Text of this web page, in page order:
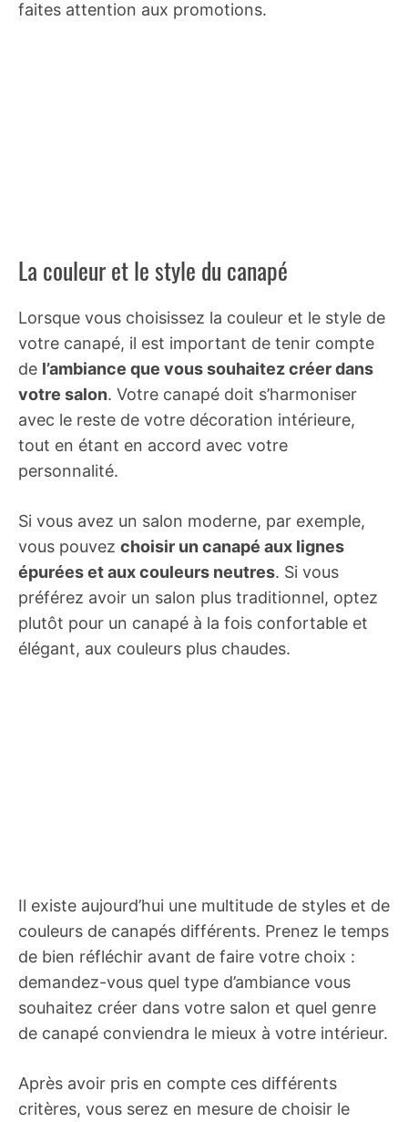
faites attention aux promotions.
La couleur et le style du canapé
Lorsque vous choisissez la couleur et le style de
votre canapé, il est important de tenir compte
de l’ambiance que vous souhaitez créer dans
votre salon. Votre canapé doit s’harmoniser
avec le reste de votre décoration intérieure,
tout en étant en accord avec votre
personnalité.
Si vous avez un salon moderne, par exemple,
vous pouvez choisir un canapé aux lignes
épurées et aux couleurs neutres. Si vous
préférez avoir un salon plus traditionnel, optez
plutôt pour un canapé à la fois confortable et
élégant, aux couleurs plus chaudes.
Il existe aujourd’hui une multitude de styles et de
couleurs de canapés différents. Prenez le temps
de bien réfléchir avant de faire votre choix :
demandez-vous quel type d’ambiance vous
souhaitez créer dans votre salon et quel genre
de canapé conviendra le mieux à votre intérieur.
Après avoir pris en compte ces différents
critères, vous serez en mesure de choisir le